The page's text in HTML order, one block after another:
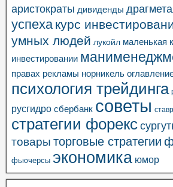
аристократы дивиденды
успеха курс
умных людей лукойл маленькая
инвестировании
правах рекламы норникель
психология трейдинга
русгидро сбербанк советы
стратегии форекс
товары торговые стратегии
фьючерсы экономика юмор